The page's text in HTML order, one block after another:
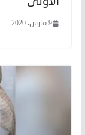
9 مارس، 2020